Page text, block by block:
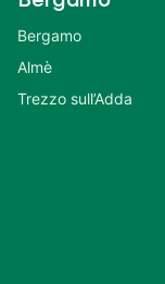
Bergamo
Almè
Trezzo sull’Adda